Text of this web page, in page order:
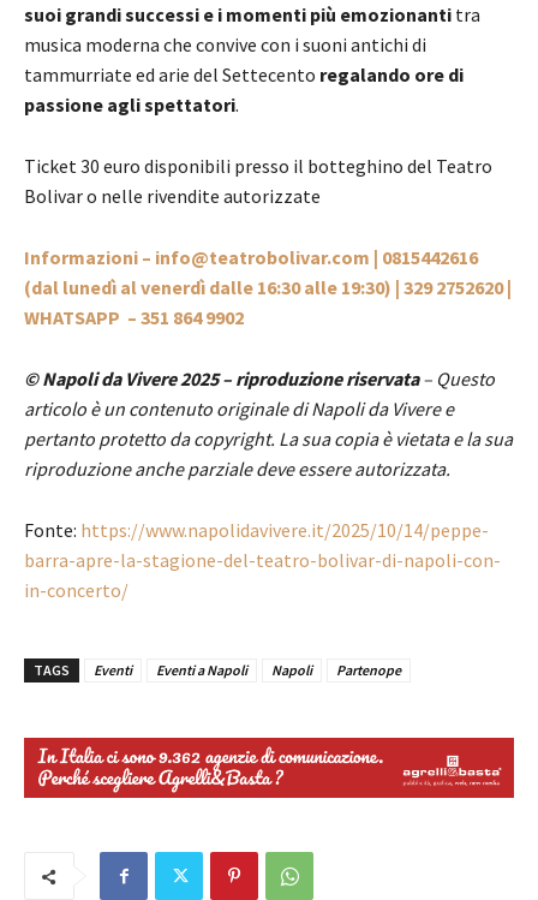
suoi grandi successi e i momenti più emozionanti tra
musica moderna che convive con i suoni antichi di
tammurriate ed arie del Settecento regalando ore di
passione agli spettatori.
Ticket 30 euro disponibili presso il botteghino del Teatro
Bolivar o nelle rivendite autorizzate
Informazioni – info@teatrobolivar.com | 0815442616
(dal lunedì al venerdì dalle 16:30 alle 19:30) | 329 2752620 |
WHATSAPP – 351 864 9902
© Napoli da Vivere 2025 – riproduzione riservata– Questo
articolo è un contenuto originale di Napoli da Vivere e
pertanto protetto da copyright. La sua copia è vietata e la sua
riproduzione anche parziale deve essere autorizzata.
Fonte: https://www.napolidavivere.it/2025/10/14/peppe-
barra-apre-la-stagione-del-teatro-bolivar-di-napoli-con-
in-concerto/
TAGS Eventi Eventi a Napoli Napoli Partenope